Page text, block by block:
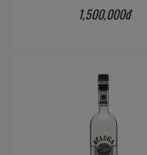
1,500,000đ